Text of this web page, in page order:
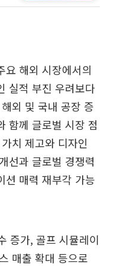
요 해외 시장에서의
실적 부진 우려보다
외 및 국내 공장 증
함께 글로벌 시장 점
치 제고와 디자인
선과 글로벌 경쟁력
션 매력 재부각 가능
증가, 골프 시뮬레이
매출 확대 등으로